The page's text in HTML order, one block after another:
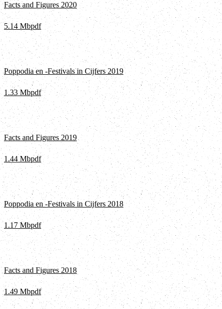
Facts and Figures 2020
5.14 Mbpdf
Poppodia en -Festivals in Cijfers 2019
1.33 Mbpdf
Facts and Figures 2019
1.44 Mbpdf
Poppodia en -Festivals in Cijfers 2018
1.17 Mbpdf
Facts and Figures 2018
1.49 Mbpdf